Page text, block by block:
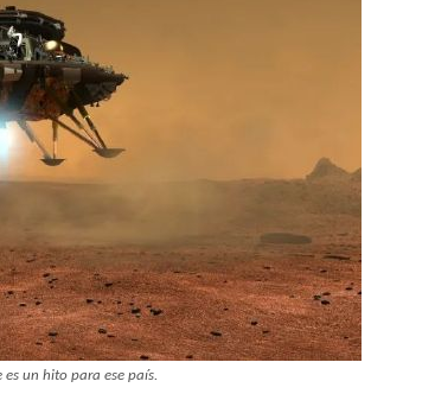
un hito para ese país.